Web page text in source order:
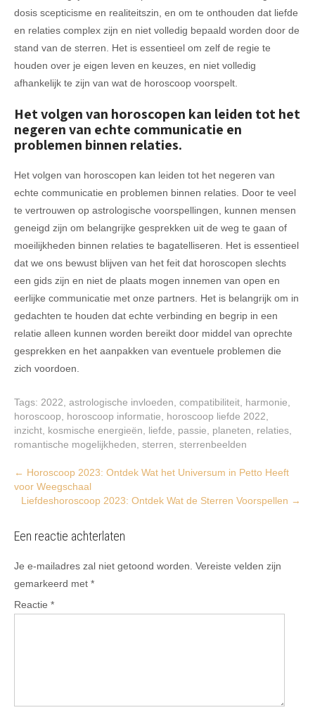
dosis scepticisme en realiteitszin, en om te onthouden dat liefde
en relaties complex zijn en niet volledig bepaald worden door de
stand van de sterren. Het is essentieel om zelf de regie te
houden over je eigen leven en keuzes, en niet volledig
afhankelijk te zijn van wat de horoscoop voorspelt.
Het volgen van horoscopen kan leiden tot het
negeren van echte communicatie en
problemen binnen relaties.
Het volgen van horoscopen kan leiden tot het negeren van
echte communicatie en problemen binnen relaties. Door te veel
te vertrouwen op astrologische voorspellingen, kunnen mensen
geneigd zijn om belangrijke gesprekken uit de weg te gaan of
moeilijkheden binnen relaties te bagatelliseren. Het is essentieel
dat we ons bewust blijven van het feit dat horoscopen slechts
een gids zijn en niet de plaats mogen innemen van open en
eerlijke communicatie met onze partners. Het is belangrijk om in
gedachten te houden dat echte verbinding en begrip in een
relatie alleen kunnen worden bereikt door middel van oprechte
gesprekken en het aanpakken van eventuele problemen die
zich voordoen.
Tags: 2022 astrologische invloeden compatibiliteit harmonie
horoscoop
horoscoop informatie horoscoop liefde 2022
inzicht kosmische energieën liefde passie planeten relaties
romantische mogelijkheden sterren sterrenbeelden
Post
navigation
← Horoscoop 2023: Ontdek Wat het Universum in Petto Heeft
voor Weegschaal
Liefdeshoroscoop 2023: Ontdek Wat de Sterren Voorspellen →
Een reactie achterlaten
Je e-mailadres zal niet getoond worden. Vereiste velden zijn
gemarkeerd met *
Reactie *